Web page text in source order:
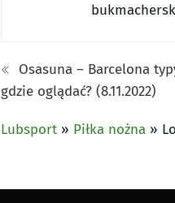
Osasuna – Barcelona
gdzie oglądać? (8.11.2022)
Lubsport » Piłka nożna »